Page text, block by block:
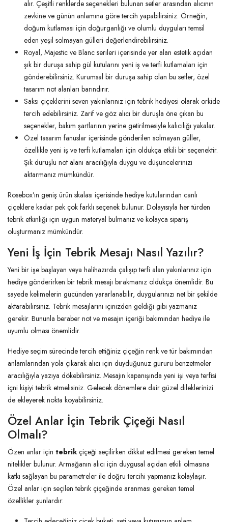
alır. Çeşitli renklerde seçenekleri bulunan setler arasından alıcının
zevkine ve günün anlamına göre tercih yapabilirsiniz. Örneğin,
doğum kutlaması için doğurganlığı ve olumlu duyguları temsil
eden yeşil solmayan gülleri değerlendirebilirsiniz.
Royal, Majestic ve Blanc serileri içerisinde yer alan estetik açıdan
şık bir duruşa sahip gül kutularını yeni iş ve terfi kutlamaları için
gönderebilirsiniz. Kurumsal bir duruşa sahip olan bu setler, özel
tasarım not alanları barındırır.
Saksı çiçeklerini seven yakınlarınız için tebrik hediyesi olarak orkide
tercih edebilirsiniz. Zarif ve göz alıcı bir duruşla öne çıkan bu
seçenekler, bakım şartlarının yerine getirilmesiyle kalıcılığı yakalar.
Özel tasarım fanuslar içerisinde gönderilen solmayan güller,
özellikle yeni iş ve terfi kutlamaları için oldukça etkili bir seçenektir.
Şık duruşlu not alanı aracılığıyla duygu ve düşüncelerinizi
aktarmanız mümkündür.
Rosebox’ın geniş ürün skalası içerisinde hediye kutularından canlı
çiçeklere kadar pek çok farklı seçenek bulunur. Dolayısıyla her türden
tebrik etkinliği için uygun materyal bulmanız ve kolayca sipariş
oluşturmanız mümkündür.
Yeni İş İçin Tebrik Mesajı Nasıl Yazılır?
Yeni bir işe başlayan veya halihazırda çalışıp terfi alan yakınlarınız için
hediye gönderirken bir tebrik mesajı bırakmanız oldukça önemlidir. Bu
sayede kelimelerin gücünden yararlanabilir, duygularınızı net bir şekilde
aktarabilirsiniz. Tebrik mesajlarını içinizden geldiği gibi yazmanız
gerekir. Bununla beraber not ve mesajın içeriği bakımından hediye ile
uyumlu olması önemlidir.
Hediye seçim sürecinde tercih ettiğiniz çiçeğin renk ve tür bakımından
anlamlarından yola çıkarak alıcı için duyduğunuz gururu benzetmeler
aracılığıyla yazıya dökebilirsiniz. Mesajın kapanışında yeni işi veya terfisi
içni kişiyi tebrik etmelisiniz. Gelecek dönemlere dair güzel dileklerinizi
de ekleyerek nokta koyabilirsiniz.
Özel Anlar İçin Tebrik Çiçeği Nasıl
Olmalı?
Özen anlar için tebrik çiçeği seçilirken dikkat edilmesi gereken temel
nitelikler bulunur. Armağanın alıcı için duygusal açıdan etkili olmasına
katkı sağlayan bu parametreler ile doğru tercihi yapmanız kolaylaşır.
Özel anlar için seçilen tebrik çiçeğinde aranması gereken temel
özellikler şunlardır: